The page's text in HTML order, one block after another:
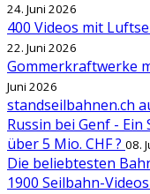
24. Juni 2026
400 Videos mit
22. Juni 2026
Gommerkraftwerke
Juni 2026
standseilbahnen.ch
Russin bei Genf -
über 5 Mio. CHF ? 08.
Die beliebtesten
1900 Seilbahn-